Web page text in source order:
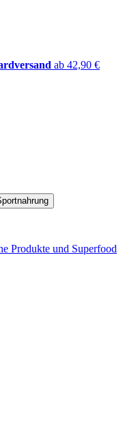
ab 42,90 €
Produkte und Superfood